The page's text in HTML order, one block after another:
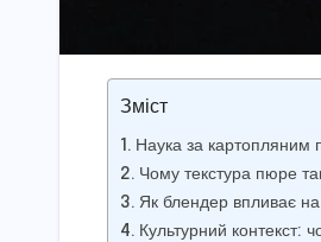
Зміст
Наука за картопляним
Чому текстура пюре
Як блендер впливає
Культурний контекст: